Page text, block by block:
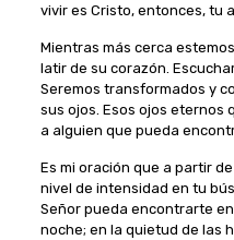
vivir es Cristo, entonces, tu
Mientras más cerca
latir de su corazón.
Seremos transformados y
sus ojos. Esos ojos eternos
a alguien que pueda
Es mi oración que a partir
nivel de intensidad en tu
Señor pueda encontrarte
noche; en la quietud de las